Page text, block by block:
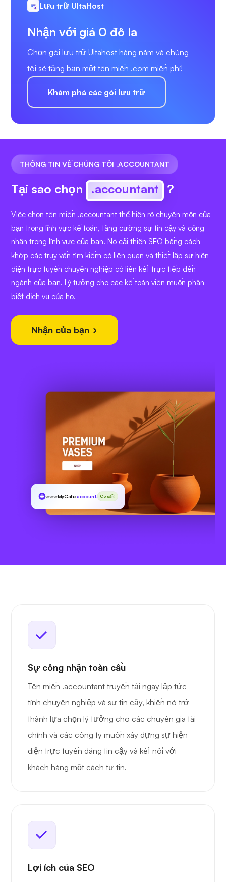
Lưu trữ UltaHost
Nhận với giá 0 đô la
Chọn gói lưu trữ Ultahost hàng năm và chúng
tôi sẽ tặng bạn một tên miền .com miễn phí!
Khám phá các gói lưu trữ
THÔNG TIN VỀ CHÚNG TÔI .ACCOUNTANT
Tại sao chọn .accountant ?
Việc chọn tên miền .accountant thể hiện rõ chuyên môn của
bạn trong lĩnh vực kế toán, tăng cường sự tin cậy và công
nhận trong lĩnh vực của bạn. Nó cải thiện SEO bằng cách
khớp các truy vấn tìm kiếm có liên quan và thiết lập sự hiện
diện trực tuyến chuyên nghiệp có liên kết trực tiếp đến
ngành của bạn. Lý tưởng cho các kế toán viên muốn phân
biệt dịch vụ của họ.
Nhận của bạn
wwwMyCafe.accountantCó sẵn!
Sự công nhận toàn cầu
Tên miền .accountant truyền tải ngay lập tức
tính chuyên nghiệp và sự tin cậy, khiến nó trở
thành lựa chọn lý tưởng cho các chuyên gia tài
chính và các công ty muốn xây dựng sự hiện
diện trực tuyến đáng tin cậy và kết nối với
khách hàng một cách tự tin.
Lợi ích của SEO